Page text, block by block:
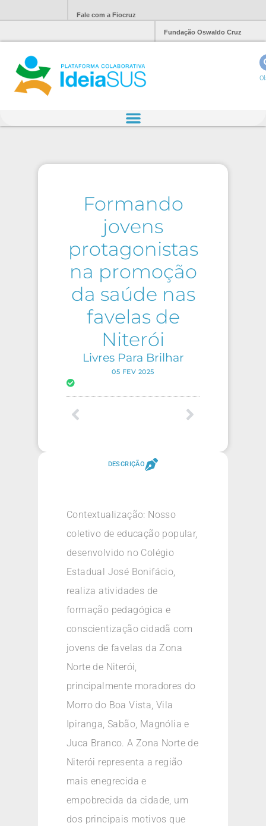
Fale com a Fiocruz
Fundação Oswaldo Cruz
Formando
jovens
protagonistas
na promoção
da saúde nas
favelas de
Niterói
Livres Para Brilhar
05 FEV 2025
DESCRIÇÃO
Contextualização: Nosso
coletivo de educação popular,
desenvolvido no Colégio
Estadual José Bonifácio,
realiza atividades de
formação pedagógica e
conscientização cidadã com
jovens de favelas da Zona
Norte de Niterói,
principalmente moradores do
Morro do Boa Vista, Vila
Ipiranga, Sabão, Magnólia e
Juca Branco. A Zona Norte de
Niterói representa a região
mais enegrecida e
empobrecida da cidade, um
dos principais motivos que